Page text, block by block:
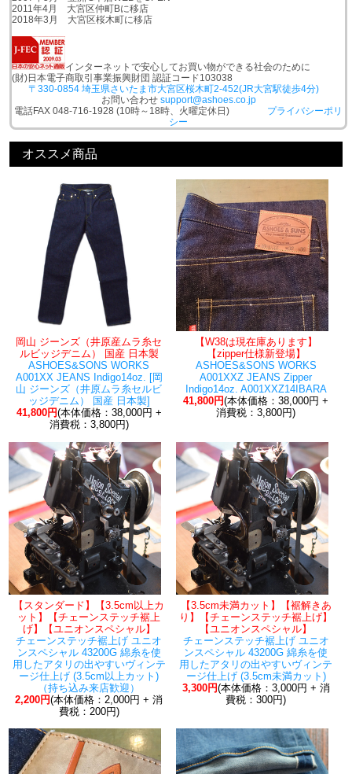
2011年4月 大宮区仲町Bに移店
2018年3月 大宮区桜木町に移店
インターネットで安心してお買い物ができる社会のために
(財)日本電子商取引事業振興財団 認証コード103038
〒330-0854 埼玉県さいたま市大宮区桜木町2-452(JR大宮駅徒歩4分)
お問い合わせ support@ashoes.co.jp
電話FAX 048-716-1928 (10時～18時、火曜定休日) プライバシーポリ
シー
オススメ商品
岡山 ジーンズ（井原産ムラ糸セ
ルビッジデニム） 国産 日本製
ASHOES&SONS WORKS
A001XX JEANS Indigo14oz. [岡
山 ジーンズ（井原ムラ糸セルビ
ッジデニム） 国産 日本製]
41,800円(本体価格：38,000円 +
消費税：3,800円)
【W38は現在庫あります】
【zipper仕様新登場】
ASHOES&SONS WORKS
A001XXZ JEANS Zipper
Indigo14oz. A001XXZ14IBARA
41,800円(本体価格：38,000円 +
消費税：3,800円)
【スタンダード】【3.5cm以上カ
ット】【チェーンステッチ裾上
げ】【ユニオンスペシャル】
チェーンステッチ裾上げ ユニオ
ンスペシャル 43200G 綿糸を使
用したアタリの出やすいヴィンテ
ージ仕上げ (3.5cm以上カット)
（持ち込み来店歓迎）
2,200円(本体価格：2,000円 + 消
費税：200円)
【3.5cm未満カット】【裾解きあ
り】【チェーンステッチ裾上げ】
【ユニオンスペシャル】
チェーンステッチ裾上げ ユニオ
ンスペシャル 43200G 綿糸を使
用したアタリの出やすいヴィンテ
ージ仕上げ (3.5cm未満カット)
3,300円(本体価格：3,000円 + 消
費税：300円)